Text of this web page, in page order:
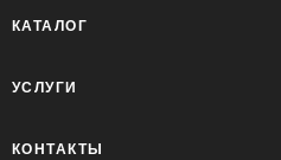
КАТАЛОГ
УСЛУГИ
КОНТАКТЫ